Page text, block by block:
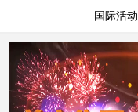
国际活动